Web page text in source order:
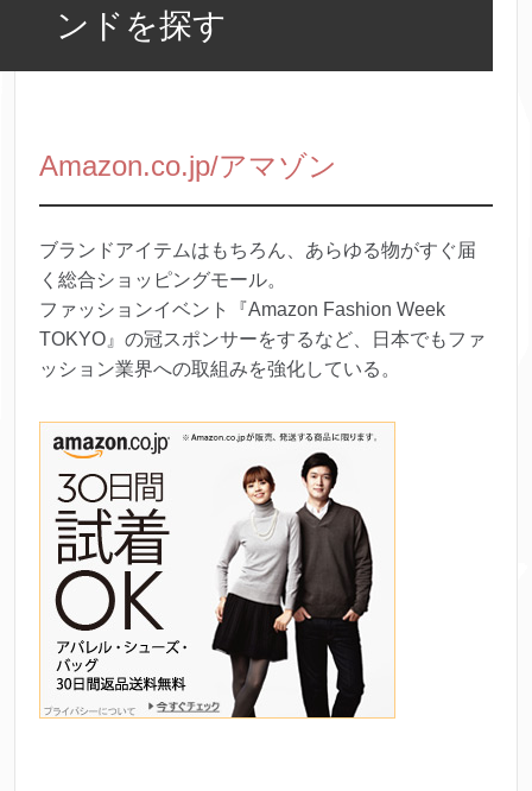
ンドを探す
Amazon.co.jp/アマゾン
ブランドアイテムはもちろん、あらゆる物がすぐ届
く総合ショッピングモール。
ファッションイベント『Amazon Fashion Week
TOKYO』の冠スポンサーをするなど、日本でもファ
ッション業界への取組みを強化している。